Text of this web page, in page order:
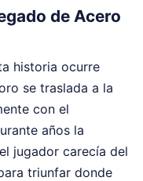
de Acero
historia ocurre
se traslada a la
con el
años la
jugador carecía del
triunfar donde